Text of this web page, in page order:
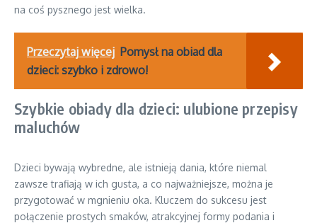
na coś pysznego jest wielka.
Przeczytaj więcej Pomysł na obiad dla
dzieci: szybko i zdrowo!
Szybkie obiady dla dzieci: ulubione przepisy
maluchów
Dzieci bywają wybredne, ale istnieją dania, które niemal
zawsze trafiają w ich gusta, a co najważniejsze, można je
przygotować w mgnieniu oka. Kluczem do sukcesu jest
połączenie prostych smaków, atrakcyjnej formy podania i